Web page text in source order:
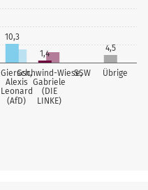
Giersch,
Alexis
Leonard
(AfD)
Gschwind-Wiese,
Gabriele
(DIE
LINKE)
SSW Übrige
10,3
1,4
4,5